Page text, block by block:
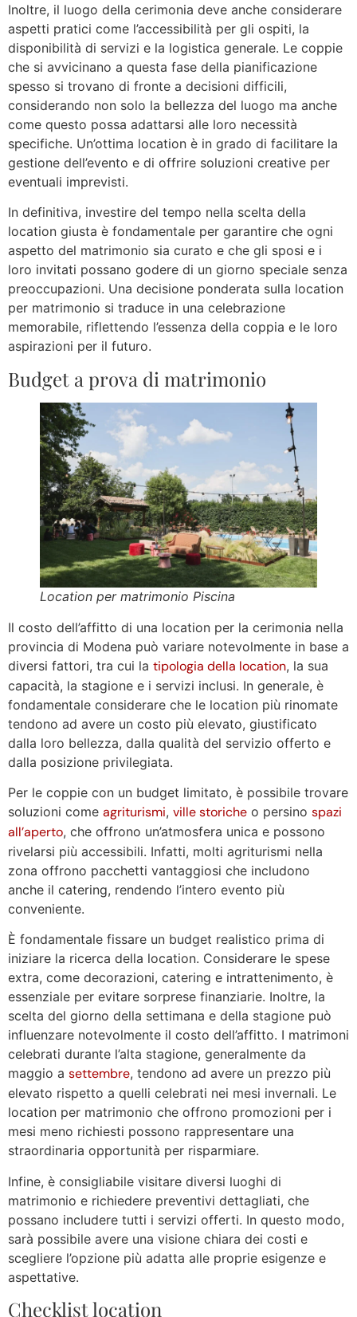
Inoltre, il luogo della cerimonia deve anche considerare
aspetti pratici come l’accessibilità per gli ospiti, la
disponibilità di servizi e la logistica generale. Le coppie
che si avvicinano a questa fase della pianificazione
spesso si trovano di fronte a decisioni difficili,
considerando non solo la bellezza del luogo ma anche
come questo possa adattarsi alle loro necessità
specifiche. Un’ottima location è in grado di facilitare la
gestione dell’evento e di offrire soluzioni creative per
eventuali imprevisti.
In definitiva, investire del tempo nella scelta della
location giusta è fondamentale per garantire che ogni
aspetto del matrimonio sia curato e che gli sposi e i
loro invitati possano godere di un giorno speciale senza
preoccupazioni. Una decisione ponderata sulla location
per matrimonio si traduce in una celebrazione
memorabile, riflettendo l’essenza della coppia e le loro
aspirazioni per il futuro.
Budget a prova di matrimonio
Location per matrimonio Piscina
Il costo dell’affitto di una location per la cerimonia nella
provincia di Modena può variare notevolmente in base a
diversi fattori, tra cui la tipologia della location, la sua
capacità, la stagione e i servizi inclusi. In generale, è
fondamentale considerare che le location più rinomate
tendono ad avere un costo più elevato, giustificato
dalla loro bellezza, dalla qualità del servizio offerto e
dalla posizione privilegiata.
Per le coppie con un budget limitato, è possibile trovare
soluzioni come agriturismi, ville storiche o persino spazi
all’aperto, che offrono un’atmosfera unica e possono
rivelarsi più accessibili. Infatti, molti agriturismi nella
zona offrono pacchetti vantaggiosi che includono
anche il catering, rendendo l’intero evento più
conveniente.
È fondamentale fissare un budget realistico prima di
iniziare la ricerca della location. Considerare le spese
extra, come decorazioni, catering e intrattenimento, è
essenziale per evitare sorprese finanziarie. Inoltre, la
scelta del giorno della settimana e della stagione può
influenzare notevolmente il costo dell’affitto. I matrimoni
celebrati durante l’alta stagione, generalmente da
maggio a settembre, tendono ad avere un prezzo più
elevato rispetto a quelli celebrati nei mesi invernali. Le
location per matrimonio che offrono promozioni per i
mesi meno richiesti possono rappresentare una
straordinaria opportunità per risparmiare.
Infine, è consigliabile visitare diversi luoghi di
matrimonio e richiedere preventivi dettagliati, che
possano includere tutti i servizi offerti. In questo modo,
sarà possibile avere una visione chiara dei costi e
scegliere l’opzione più adatta alle proprie esigenze e
aspettative.
Checklist location